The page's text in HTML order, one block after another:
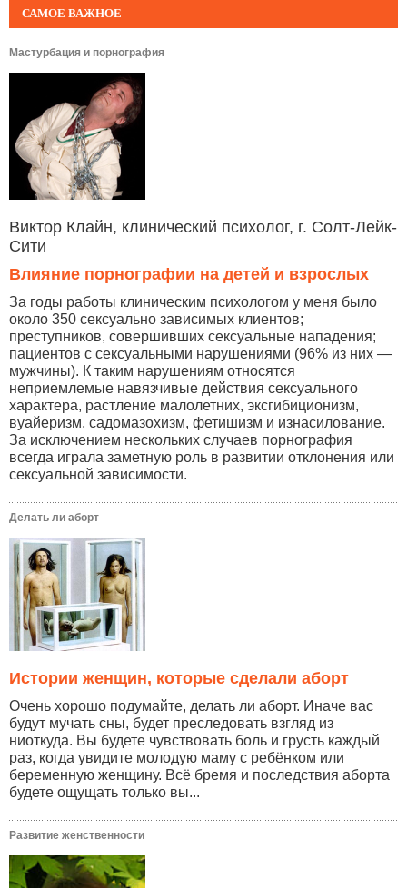
САМОЕ ВАЖНОЕ
Мастурбация и порнография
Виктор Клайн, клинический психолог, г. Солт-Лейк-
Сити
Влияние порнографии на детей и взрослых
За годы работы клиническим психологом у меня было
около 350 сексуально зависимых клиентов;
преступников, совершивших сексуальные нападения;
пациентов с сексуальными нарушениями (96% из них —
мужчины). К таким нарушениям относятся
неприемлемые навязчивые действия сексуального
характера, растление малолетних, эксгибиционизм,
вуайеризм, садомазохизм, фетишизм и изнасилование.
За исключением нескольких случаев порнография
всегда играла заметную роль в развитии отклонения или
сексуальной зависимости.
Делать ли аборт
Истории женщин, которые сделали аборт
Очень хорошо подумайте, делать ли аборт. Иначе вас
будут мучать сны, будет преследовать взгляд из
ниоткуда. Вы будете чувствовать боль и грусть каждый
раз, когда увидите молодую маму с ребёнком или
беременную женщину. Всё бремя и последствия аборта
будете ощущать только вы...
Развитие женственности